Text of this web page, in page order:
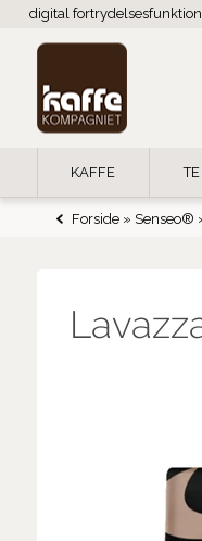
digital fortrydelsesfunktion
KAFFE TE
Forside» Senseo®